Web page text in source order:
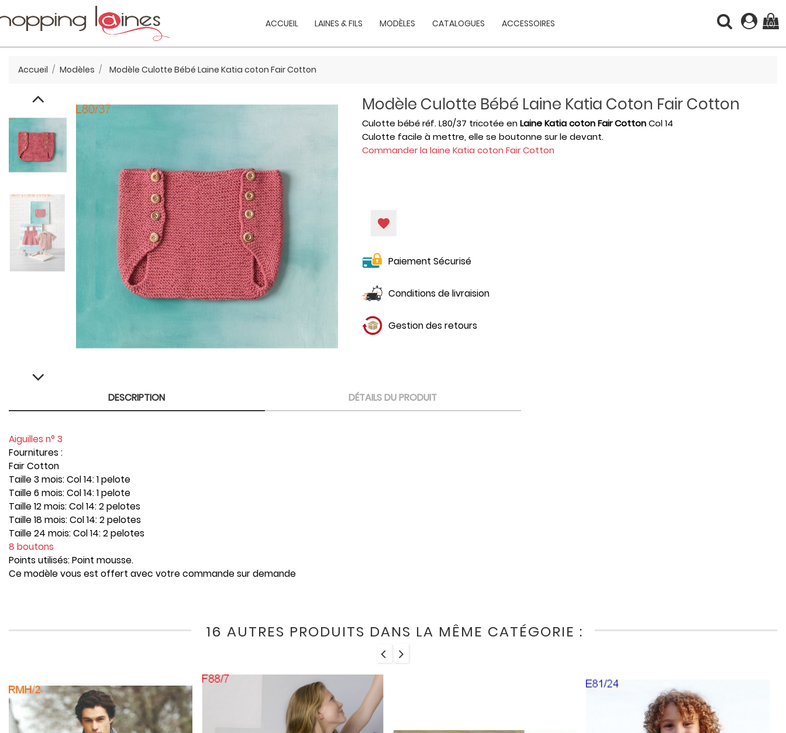
ACCUEIL LAINES & FILS MODÈLES CATALOGUES ACCESSOIRES (0)
Accueil Modèles Modèle Culotte Bébé Laine Katia coton Fair Cotton
Modèle Culotte Bébé Laine Katia Coton Fair Cotton
Culotte bébé réf. L80/37 tricotée enLaine Katia coton Fair CottonCol 14
Culotte facile à mettre, elle se boutonne sur le devant.
Commander la laine Katia coton Fair Cotton
favorite
Paiement Sécurisé
Conditions de livraision
Gestion des retours
DESCRIPTION DÉTAILS DU PRODUIT
Aiguilles n° 3
Fournitures :
Fair Cotton
Taille 3 mois: Col 14: 1 pelote
Taille 6 mois: Col 14: 1 pelote
Taille 12 mois: Col 14: 2 pelotes
Taille 18 mois: Col 14: 2 pelotes
Taille 24 mois: Col 14: 2 pelotes
8 boutons
Points utilisés: Point mousse.
Ce modèle vous est offert avec votre commande sur demande
16 AUTRES PRODUITS DANS LA MÊME CATÉGORIE :